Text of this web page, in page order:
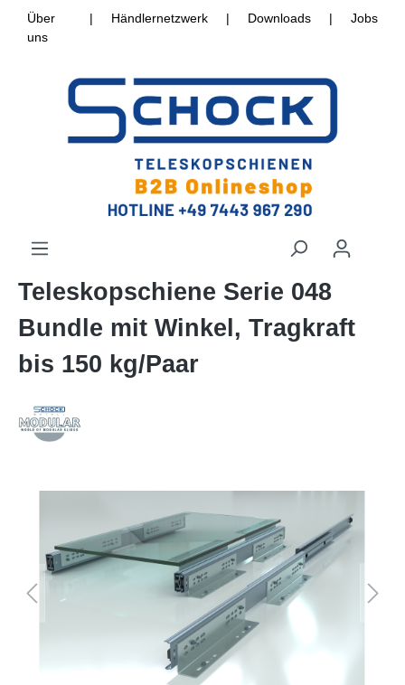
Über
uns
| Händlernetzwerk | Downloads | Jobs
Teleskopschiene Serie 048
Bundle mit Winkel, Tragkraft
bis 150 kg/Paar